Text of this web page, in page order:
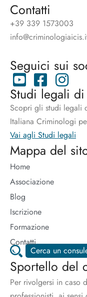
Contatti
+39 339 1573003
Seguici sui
Studi legali
Scopri gli studi legali
Italiana Criminologi
Vai agli Studi legali
Mappa del
Home
Associazione
Blog
Iscrizione
Formazione
Contatti
Cerca un
Sportello del
Per rivolgersi in caso